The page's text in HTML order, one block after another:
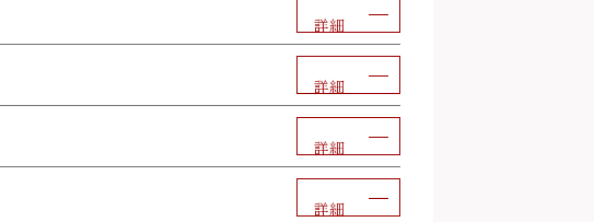
詳細
詳細
詳細
詳細